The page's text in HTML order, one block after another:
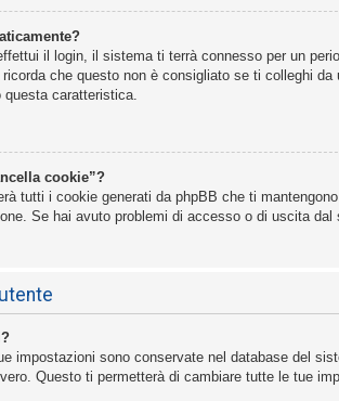
il login, il sistema ti terrà connesso per un
ricorda che questo non è consigliato se ti colleghi
questa caratteristica.
cookie”?
tutti i cookie generati da phpBB che ti
Se hai avuto problemi di accesso o di uscita
impostazioni sono conservate nel database del
Questo ti permetterà di cambiare tutte le tue